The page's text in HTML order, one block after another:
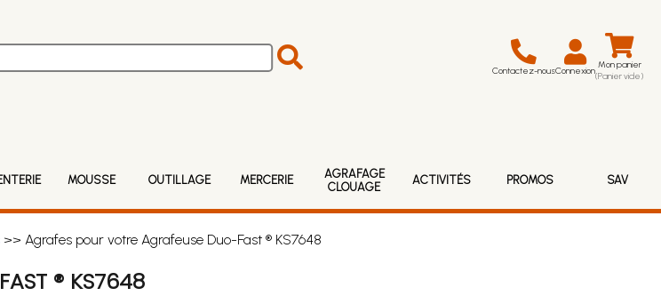
Contactez-nousConnexion Mon panier
(Panier vide)
MOUSSE OUTILLAGE MERCERIE
AGRAFAGE
CLOUAGE
ACTIVITÉS PROMOS SAV
>> Agrafes pour votre Agrafeuse Duo-Fast ® KS7648
® KS7648